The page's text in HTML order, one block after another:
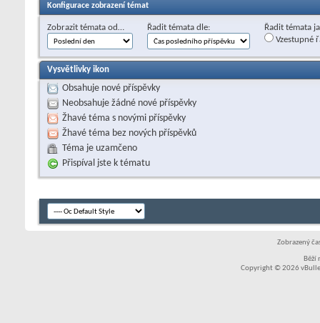
Konfigurace zobrazení témat
Zobrazit témata od… Řadit témata dle:
Řadit témata
Vzestupné
Vysvětlivky ikon
Obsahuje nové příspěvky
Neobsahuje žádné nové příspěvky
Žhavé téma s novými příspěvky
Žhavé téma bez nových příspěvků
Téma je uzamčeno
Přispíval jste k tématu
Zobrazený
Běží
Copyright © 2026